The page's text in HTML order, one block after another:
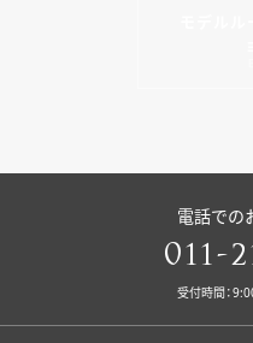
電話での
011-
受付時間：